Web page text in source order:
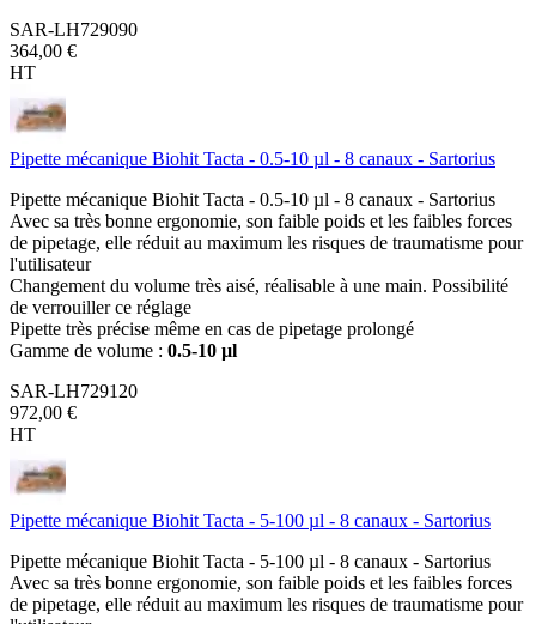
SAR-LH729090
364,00 €
HT
Pipette mécanique Biohit Tacta - 0.5-10 µl - 8 canaux - Sartorius
Pipette mécanique Biohit Tacta - 0.5-10 µl - 8 canaux - Sartorius
Avec sa très bonne ergonomie, son faible poids et les faibles forces
de pipetage, elle réduit au maximum les risques de traumatisme pour
l'utilisateur
Changement du volume très aisé, réalisable à une main. Possibilité
de verrouiller ce réglage
Pipette très précise même en cas de pipetage prolongé
Gamme de volume : 0.5-10 µl
SAR-LH729120
972,00 €
HT
Pipette mécanique Biohit Tacta - 5-100 µl - 8 canaux - Sartorius
Pipette mécanique Biohit Tacta - 5-100 µl - 8 canaux - Sartorius
Avec sa très bonne ergonomie, son faible poids et les faibles forces
de pipetage, elle réduit au maximum les risques de traumatisme pour